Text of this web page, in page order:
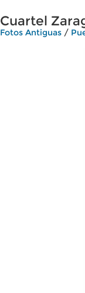
Cuartel
Fotos Antiguas /